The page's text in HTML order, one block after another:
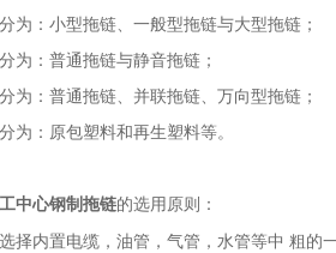
小型拖链、一般型拖链与大型拖链；
：普通拖链与静音拖链；
普通拖链、并联拖链、万向型拖链；
：原包塑料和再生塑料等。
中心钢制拖链的选用原则：
置电缆，油管，气管，水管等中 粗的一